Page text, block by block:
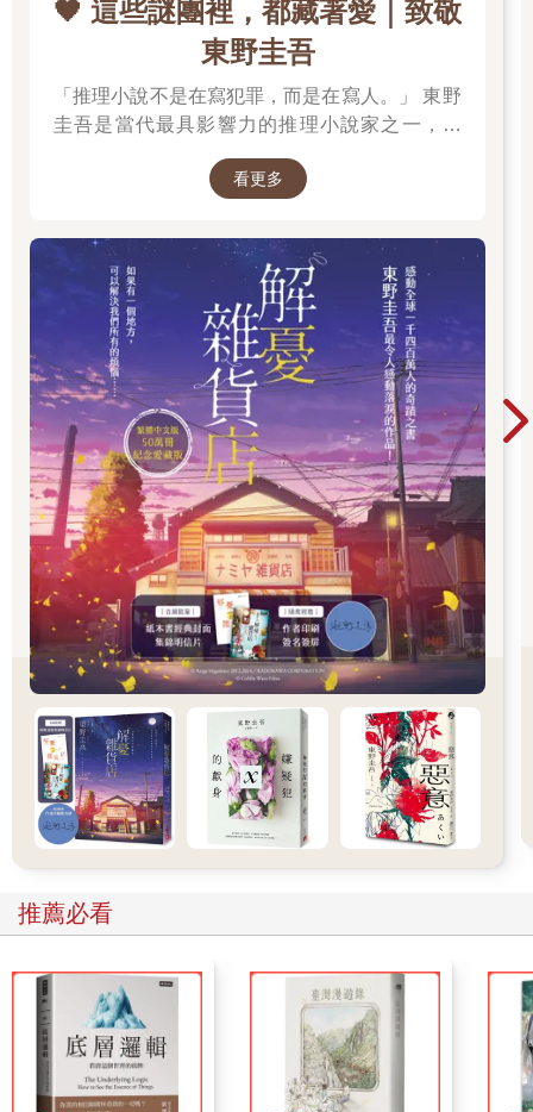
「說他做了各種殺人的夢。」
「還說咬了自己殺的人，嘴裡充滿鐵鏽味。」
「新宿斷肢殺人案的凶手，不是也吃掉了被害人的一部分嗎？」
「不僅如此，模仿犯也做了相同的事吧？」
「阿幸也住在東京市區。」
我也知道她接下來想說什麼，但我不願讓曾經是伙伴的阿幸再一
「怎麼可能，妳想太多了吧。」
輕鬆的語氣打破了群組裡的緊張氣氛。
「這次的連續殺人案本來就是非常獵奇、又容易撼動人心的事件
「再說了，新聞和八卦節目這幾天一直反覆拿十幾年前的命案來
做比較。
「在那種疲勞轟炸之下，才會讓我們三個人把發生的連續殺人案
跟模仿犯畫上等號。
「聽到這裡，妳明白我想說什麼吧？」
日向姐立刻回覆。
「……你是說，他之所以做那種夢，是因為每天被新聞影響
嗎？」
大概是身為年長者的自尊心，不允許自己被月下部先生摸頭吧。
光看文字就能想像她使性子的語氣，真不可思議。
月下部先生顯然沒把鬧脾氣的日向姐放在心上，立刻回了一句：
「我就是這個意思！」後面還附上一張有著OK的小熊貼圖。
「再說了，宮部姐也知道阿幸的腦子裡都是肌肉吧。
「警察可沒有這麼蠢喔。」
月下部先生說得沒錯。在群組裡聊了這麼久，我們都很清楚阿幸
的性格。單純又老實，成績雖然不太好，但花在拳擊上的熱情是
別人的好幾倍。更重要的是，重情重義的他絕不可能做出這種事
情來。
「雄太說得沒錯。
「阿幸不可能變成殺人凶手。」
🖤 這些謎團裡，都藏著愛｜致敬
東野圭吾
「推理小說不是在寫犯罪，而是在寫人。」 東野
圭吾是當代最具影響力的推理小說家之一，自
年間創作超過百部作品，留下《白夜行》、《嫌
憂雜貨店》等無數經典，陪伴一代又一代讀者，
也讓推理小說跨越了類型文學的界線。 在他的故
事裡，推理從來不是終點。每一樁案件的背後，
都藏著人性的幽微、親情的牽絆、愛情的遺憾，
以及對生命最深刻的凝視。當真相揭曉的那一
刻，留在讀者心中的，往往不是兇手是誰，而是
那些無法言說的情感。
看更多
推薦必看